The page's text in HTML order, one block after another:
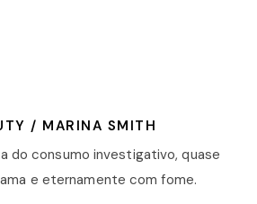
/ MARINA SMITH
do consumo investigativo, quase
e eternamente com fome.